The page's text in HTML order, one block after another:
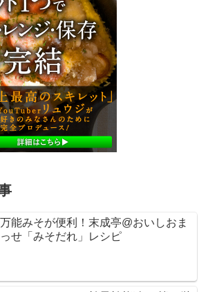
万能みそが便利！末成亭@おいしおま
っせ「みそだれ」レシピ